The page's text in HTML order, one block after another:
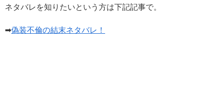
ネタバレを知りたいという方は下記記事で。
➡偽装不倫の結末ネタバレ！